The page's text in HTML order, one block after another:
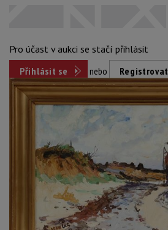
Pro účast v aukci se stačí přihlásit
Přihlásit se
nebo Registrovat